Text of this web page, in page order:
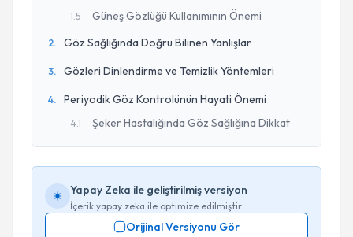
1.5 Güneş Gözlüğü Kullanımının Önemi
2. Göz Sağlığında Doğru Bilinen Yanlışlar
3. Gözleri Dinlendirme ve Temizlik Yöntemleri
4. Periyodik Göz Kontrolünün Hayati Önemi
4.1 Şeker Hastalığında Göz Sağlığına Dikkat
Yapay Zeka ile geliştirilmiş versiyon
İçerik yapay zeka ile optimize edilmiştir
Orijinal Versiyonu Gör